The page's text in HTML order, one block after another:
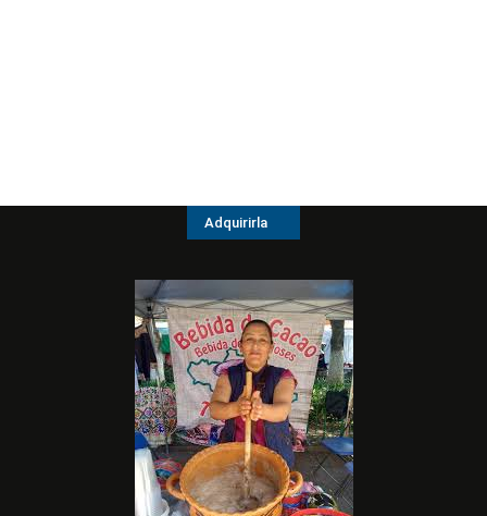
Adquirirla